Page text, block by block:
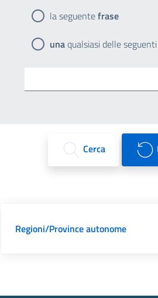
la seguentefrase
unaqualsiasi delle seguenti
Cerca
Regioni/Province autonome